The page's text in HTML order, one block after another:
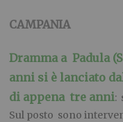
CAMPANIA
Dramma a Padula
anni si è lanciato
di appena tre anni:
Sul posto sono